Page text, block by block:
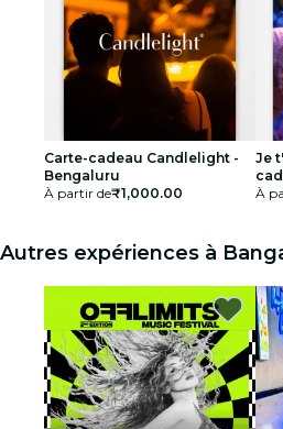
Carte-cadeau Candlelight -
Bengaluru
À partir de₹1,000.00
Je
À
Autres expériences à